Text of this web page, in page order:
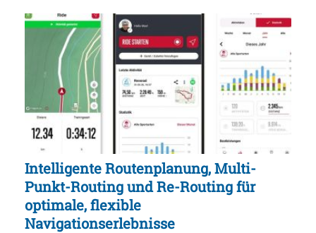
Intelligente Routenplanung, Multi-
Punkt-Routing und Re-Routing für
optimale, flexible
Navigationserlebnisse